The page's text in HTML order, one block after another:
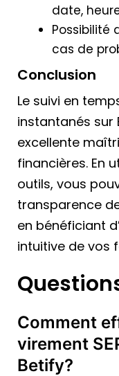
date,
Possibilité
cas de
Conclusion
Le suivi en
instantanés sur
excellente
financières. En
outils, vous
transparence
en bénéficiant
intuitive de vos
Comment
virement
Betify?